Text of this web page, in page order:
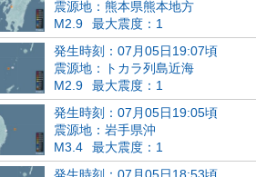
震源地：熊本県熊本地方
M2.9
最大震度：1
発生時刻：07月05日19:07頃
震源地：トカラ列島近海
M2.9
最大震度：1
発生時刻：07月05日19:05頃
震源地：岩手県沖
M3.4
最大震度：1
発生時刻：07月05日18:53頃